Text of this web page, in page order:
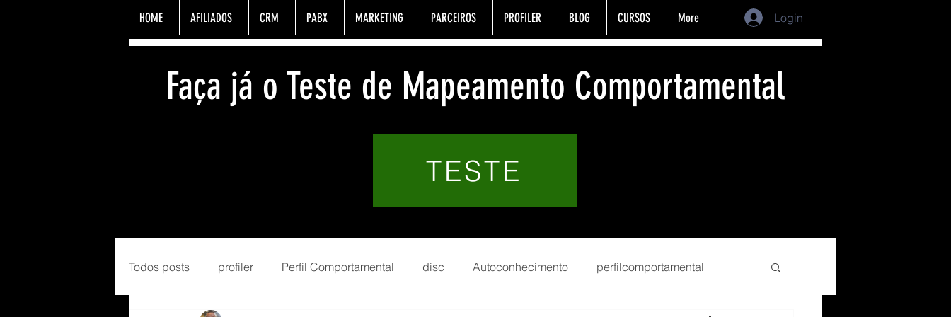
HOME AFILIADOS CRM PABX MARKETING PARCEIROS PROFILER BLOG CURSOS More Login
Faça já o Teste de Mapeamento Comportamental
TESTE
Todos posts profiler Perfil Comportamental disc Autoconhecimento perfilcomportamental